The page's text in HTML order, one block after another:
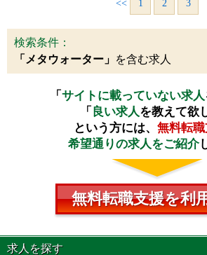
<< 1 2 3
検索条件：
「メタウォーター」 を含む求人
「 サイトに載っていない求人
「 良い求人を教えて欲
という方には、 無料転
希望通りの求人をご紹介
無料転職支援を利
求人を探す